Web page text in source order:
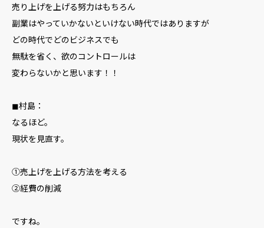
売り上げを上げる努力はもちろん
副業はやっていかないといけない時代ではありますが
どの時代でどのビジネスでも
無駄を省く、欲のコントロールは
変わらないかと思います！！
◼︎村島：
なるほど。
現状を見直す。
①売上げを上げる方法を考える
②経費の削減
ですね。